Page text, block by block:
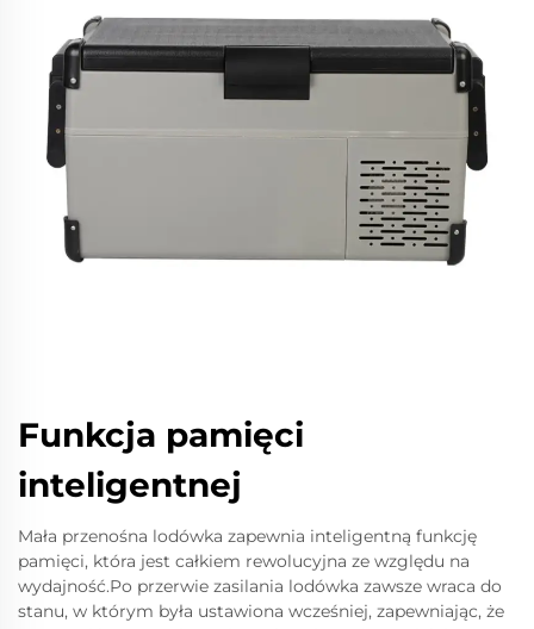
Funkcja pamięci
inteligentnej
Mała przenośna lodówka zapewnia inteligentną funkcję
pamięci, która jest całkiem rewolucyjna ze względu na
wydajność.Po przerwie zasilania lodówka zawsze wraca do
stanu, w którym była ustawiona wcześniej, zapewniając, że